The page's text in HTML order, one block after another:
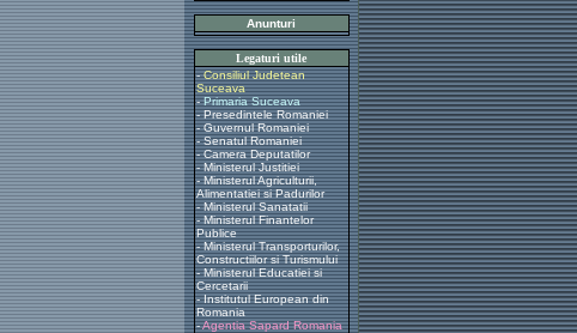
Anunturi
Legaturi utile
-Consiliul Judetean
Suceava
-Primaria Suceava
-Presedintele Romaniei
-Guvernul Romaniei
-Senatul Romaniei
-Camera Deputatilor
-Ministerul Justitiei
-Ministerul Agriculturii,
Alimentatiei si Padurilor
-Ministerul Sanatatii
-Ministerul Finantelor
Publice
-Ministerul Transporturilor,
Constructiilor si Turismului
-Ministerul Educatiei si
Cercetarii
-Institutul European din
Romania
-Agentia Sapard Romania